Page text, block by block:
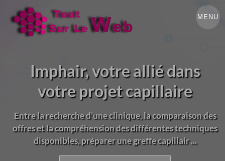
MENU
Imphair, votre allié dans
votre projet capillaire
Entre la recherche d’une clinique, la comparaison des
offres et la compréhension des différentes techniques
disponibles, préparer une greffe capillair ...